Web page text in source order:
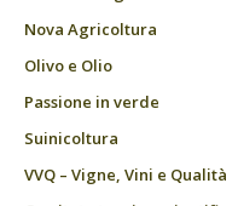
Nova Agricoltura
Olivo e Olio
Passione in verde
Suinicoltura
VVQ – Vigne, Vini e Qualità